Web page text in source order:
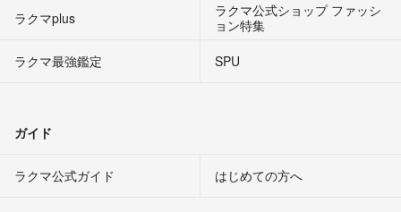
ラクマplus
ラクマ公式ショップ ファッシ
ョン特集
ラクマ最強鑑定
SPU
ガイド
ラクマ公式ガイド はじめての方へ